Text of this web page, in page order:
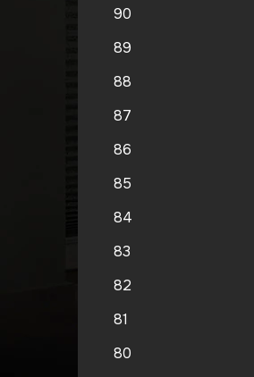
90
89
88
87
86
85
84
83
82
81
80